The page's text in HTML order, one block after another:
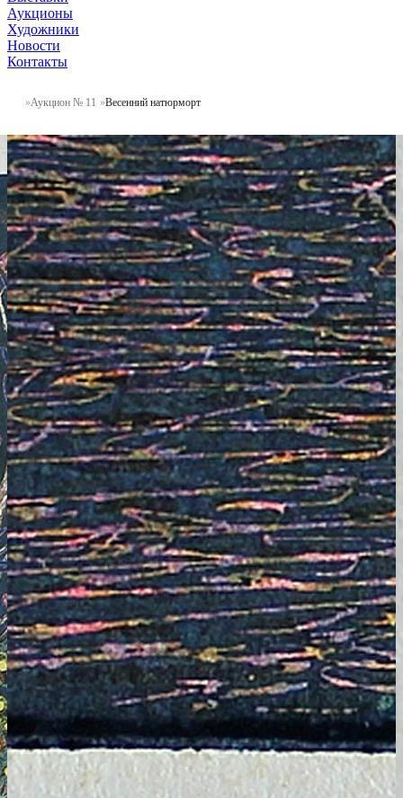
Аукционы
Художники
Новости
Контакты
Аукцион № 11 Весенний натюрморт